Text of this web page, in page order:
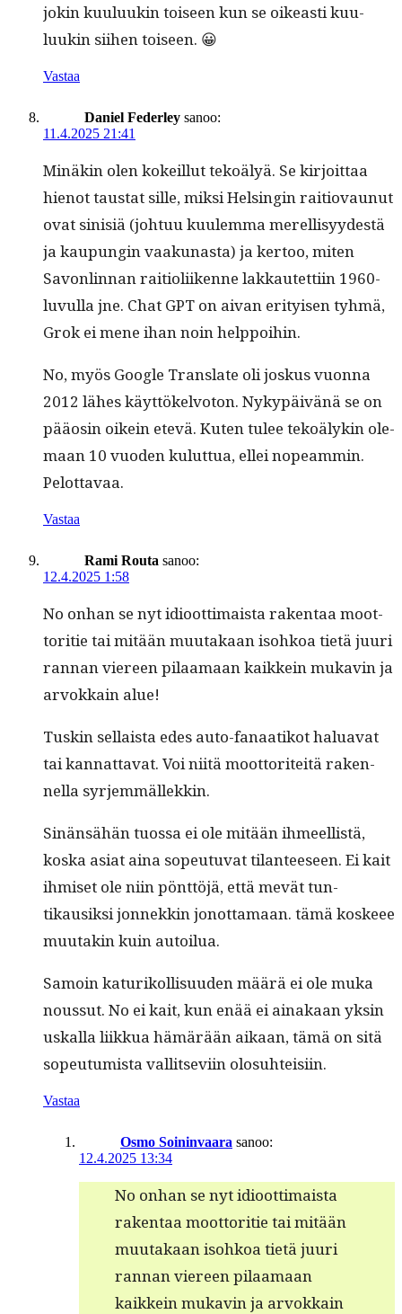
jokin kuu­luukin toiseen kun se oikeasti kuu­
luukin siihen toiseen. 😀
Vastaa
Daniel Federley sanoo:
11.4.2025 21:41
Minäkin olen kokeil­lut tekoä­lyä. Se kir­joit­taa
hienot tau­s­tat sille, mik­si Helsin­gin raitio­vaunut
ovat sin­isiä (johtuu kuulem­ma merel­lisyy­destä
ja kaupun­gin vaaku­nas­ta) ja ker­too, miten
Savon­lin­nan raiti­oli­ikenne lakkautet­ti­in 1960-
luvul­la jne. Chat GPT on aivan eri­tyisen tyh­mä,
Grok ei mene ihan noin helppoihin.
No, myös Google Trans­late oli joskus vuon­na
2012 läh­es käyt­tökelvo­ton. Nykypäivänä se on
pääosin oikein etevä. Kuten tulee tekoä­lykin ole­
maan 10 vuo­den kulut­tua, ellei nopeam­min.
Pelottavaa.
Vastaa
Rami Routa sanoo:
12.4.2025 1:58
No onhan se nyt idioot­ti­maista rak­en­taa moot­
tori­tie tai mitään muu­takaan isohkoa tietä juuri
ran­nan viereen pilaa­maan kaikkein mukavin ja
arvokkain alue!
Tuskin sel­l­aista edes auto-fanaatikot halu­a­vat
tai kan­nat­ta­vat. Voi niitä moot­toriteitä raken­
nel­la syrjemmällekkin.
Sinän­sähän tuos­sa ei ole mitään ihmeel­listä,
kos­ka asi­at aina sopeu­tu­vat tilanteeseen. Ei kait
ihmiset ole niin pönt­töjä, että mevät tun­
tikausik­si jon­nekkin jonot­ta­maan. tämä kos­keee
muu­takin kuin autoilua.
Samoin katurikol­lisu­u­den määrä ei ole muka
nous­sut. No ei kait, kun enää ei ainakaan yksin
uskalla liikkua hämärään aikaan, tämä on sitä
sopeu­tu­mista val­lit­se­vi­in olosuhteisiin.
Vastaa
Osmo Soininvaara sanoo:
12.4.2025 13:34
No onhan se nyt idioot­ti­maista
rak­en­taa moot­tori­tie tai mitään
muu­takaan isohkoa tietä juuri
ran­nan viereen pilaa­maan
kaikkein mukavin ja arvokkain